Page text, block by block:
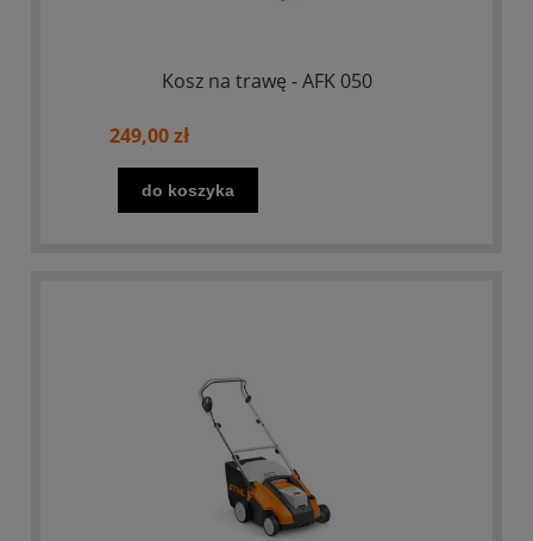
Kosz na trawę - AFK 050
249,00 zł
do koszyka